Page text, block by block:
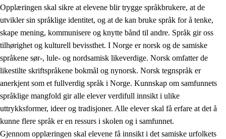
Opplæringen skal sikre at elevene blir trygge språkbrukere, at de
utvikler sin språklige identitet, og at de kan bruke språk for å tenke,
skape mening, kommunisere og knytte bånd til andre. Språk gir oss
tilhørighet og kulturell bevissthet. I Norge er norsk og de samiske
språkene sør-, lule- og nordsamisk likeverdige. Norsk omfatter de
likestilte skriftspråkene bokmål og nynorsk. Norsk tegnspråk er
anerkjent som et fullverdig språk i Norge. Kunnskap om samfunnets
språklige mangfold gir alle elever verdifull innsikt i ulike
uttrykksformer, ideer og tradisjoner. Alle elever skal få erfare at det å
kunne flere språk er en ressurs i skolen og i samfunnet.
Gjennom opplæringen skal elevene få innsikt i det samiske urfolkets